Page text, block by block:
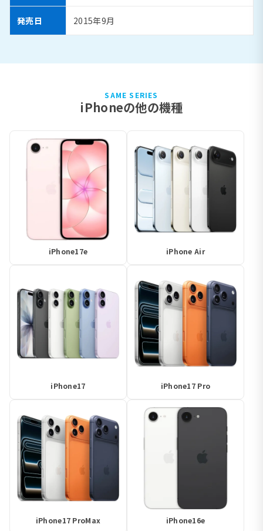
発売日 2015年9月
SAME SERIES
iPhoneの他の機種
iPhone17e iPhone Air
iPhone17 iPhone17 Pro
iPhone17 ProMax iPhone16e